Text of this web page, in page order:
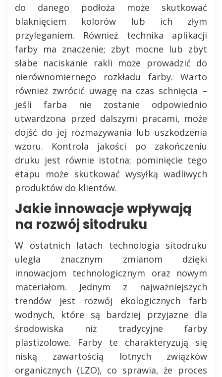
do danego podłoża może skutkować
blaknięciem kolorów lub ich złym
przyleganiem. Również technika aplikacji
farby ma znaczenie; zbyt mocne lub zbyt
słabe naciskanie rakli może prowadzić do
nierównomiernego rozkładu farby. Warto
również zwrócić uwagę na czas schnięcia –
jeśli farba nie zostanie odpowiednio
utwardzona przed dalszymi pracami, może
dojść do jej rozmazywania lub uszkodzenia
wzoru. Kontrola jakości po zakończeniu
druku jest równie istotna; pominięcie tego
etapu może skutkować wysyłką wadliwych
produktów do klientów.
Jakie innowacje wpływają
na rozwój sitodruku
W ostatnich latach technologia sitodruku
uległa znacznym zmianom dzięki
innowacjom technologicznym oraz nowym
materiałom. Jednym z najważniejszych
trendów jest rozwój ekologicznych farb
wodnych, które są bardziej przyjazne dla
środowiska niż tradycyjne farby
plastizolowe. Farby te charakteryzują się
niską zawartością lotnych związków
organicznych (LZO), co sprawia, że proces